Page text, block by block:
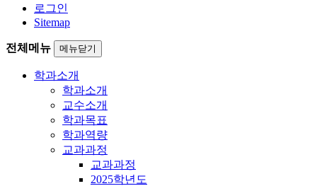
로그인
Sitemap
전체메뉴 메뉴닫기
학과소개
학과소개
교수소개
학과목표
학과역량
교과과정
교과과정
2025학년도